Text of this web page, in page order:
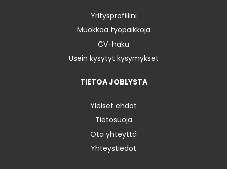
Yritysprofiilini
Muokkaa työpaikkoja
CV-haku
Usein kysytyt kysymykset
TIETOA JOBLYSTA
Yleiset ehdot
Tietosuoja
Ota yhteyttä
Yhteystiedot